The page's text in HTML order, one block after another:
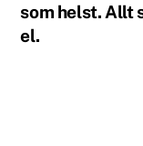
som helst. Allt
el.